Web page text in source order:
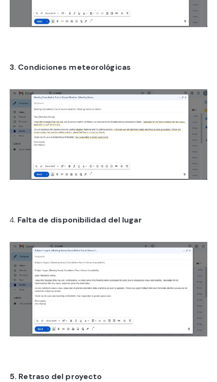
3. Condiciones meteorológicas
4. Falta de disponibilidad del lugar
5. Retraso del proyecto